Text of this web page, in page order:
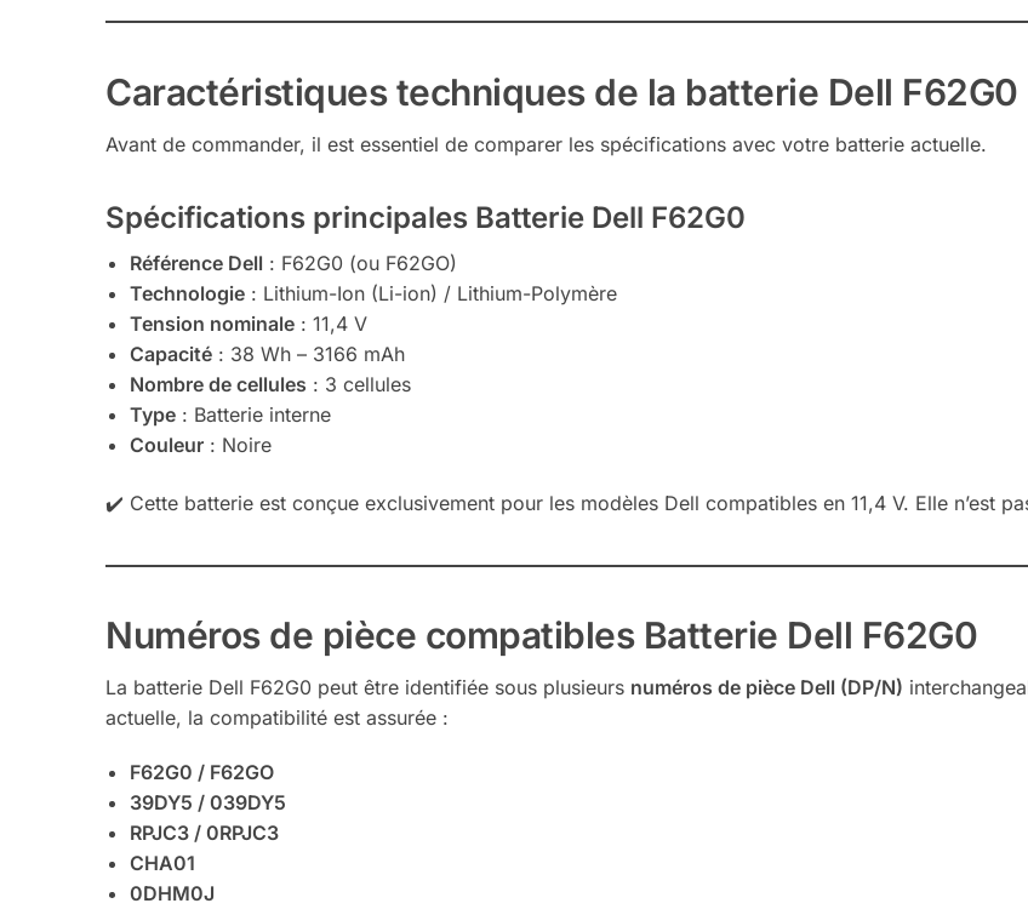
Caractéristiques techniques de la batterie Dell F62G0
Avant de commander, il est essentiel de comparer les spécifications avec votre batterie actuelle.
Spécifications principales Batterie Dell F62G0
Référence Dell : F62G0 (ou F62GO)
Technologie : Lithium-Ion (Li-ion) / Lithium-Polymère
Tension nominale : 11,4 V
Capacité : 38 Wh – 3166 mAh
Nombre de cellules : 3 cellules
Type : Batterie interne
Couleur : Noire
✔️ Cette batterie est conçue exclusivement pour les modèles Dell compatibles en 11,4 V. Elle n’est
Numéros de pièce compatibles Batterie Dell F62G0
La batterie Dell F62G0 peut être identifiée sous plusieurs numéros de pièce Dell (DP/N)
actuelle, la compatibilité est assurée :
F62G0 / F62GO
39DY5 / 039DY5
RPJC3 / 0RPJC3
CHA01
0DHM0J